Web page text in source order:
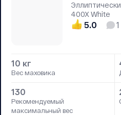
400X White
5.0 1
10 кг
Вес маховика
130
Рекомендуемый
максимальный вес